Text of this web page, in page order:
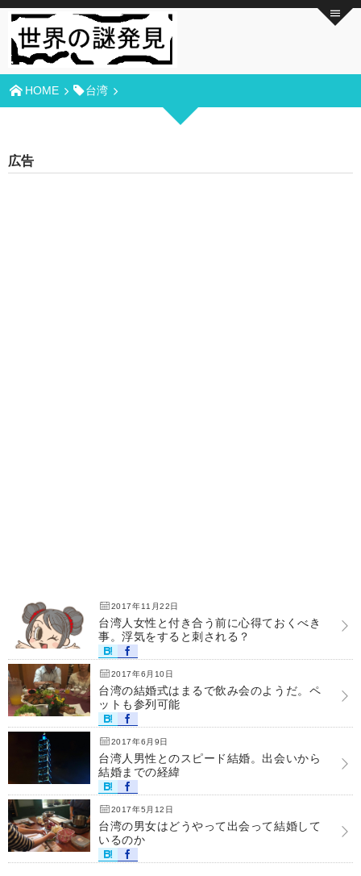
HOME 台湾
広告
2017年11月22日
台湾人女性と付き合う前に心得ておくべき
事。浮気をすると刺される？
2017年6月10日
台湾の結婚式はまるで飲み会のようだ。ペ
ットも参列可能
2017年6月9日
台湾人男性とのスピード結婚。出会いから
結婚までの経緯
2017年5月12日
台湾の男女はどうやって出会って結婚して
いるのか